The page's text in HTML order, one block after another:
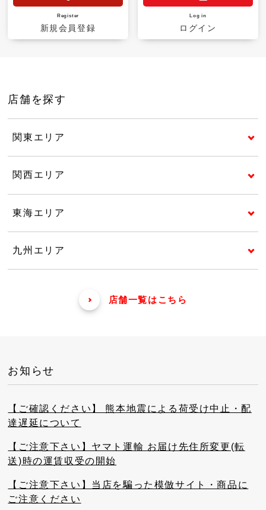
Register
新規会員登録
Log in
ログイン
店舗を探す
関東エリア
関西エリア
東海エリア
九州エリア
店舗一覧はこちら
お知らせ
【ご確認ください】 熊本地震による荷受け中止・配
達遅延について
【ご注意下さい】ヤマト運輸 お届け先住所変更(転
送)時の運賃収受の開始
【ご注意下さい】当店を騙った模倣サイト・商品に
ご注意ください